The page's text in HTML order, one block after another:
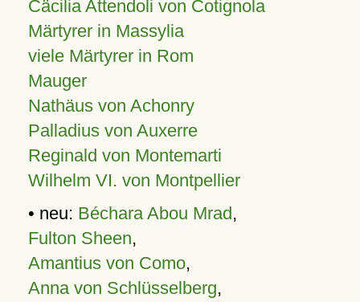
Cäcilia Attendoli von Cotignola
Märtyrer in Massylia
viele Märtyrer in Rom
Mauger
Nathäus von Achonry
Palladius von Auxerre
Reginald von Montemarti
Wilhelm VI. von Montpellier
• neu: Béchara Abou Mrad,
Fulton Sheen,
Amantius von Como,
Anna von Schlüsselberg,